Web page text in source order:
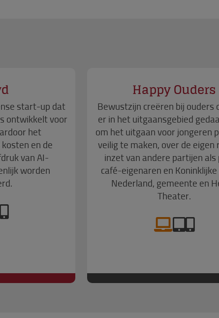
start-up dat
ontwikkelt voor
het
en de
van AI-
worden
Happy Ouders
Bewustzijn creëren bij ouders
er in het uitgaansgebied
om het uitgaan voor jongeren
veilig te maken, over de eigen
inzet van andere partijen als
café-eigenaren en
Nederland, gemeente en
Theater.